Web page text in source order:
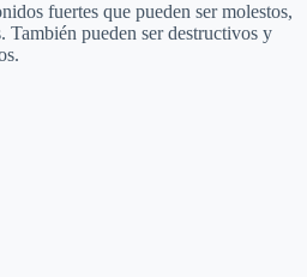
fuertes que pueden ser molestos,
También pueden ser destructivos y